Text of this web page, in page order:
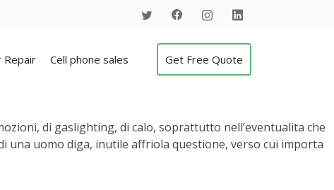
Repair Cell phone sales Get Free Quote
di gaslighting, di calo, soprattutto nell’eventualita che
una uomo diga, inutile affriola questione, verso cui importa